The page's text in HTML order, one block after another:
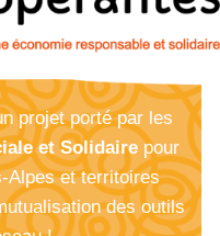
projet porté par les
et Solidairepour
Alpes et territoires
des outils